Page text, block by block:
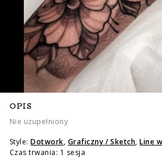
OPIS
Nie uzupełniony
Style: Dotwork, Graficzny / Sketch,Line
Czas trwania: 1 sesja